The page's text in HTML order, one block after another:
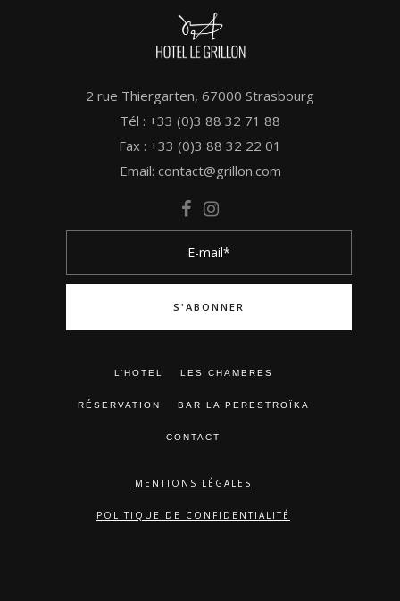
2 rue Thiergarten, 67000 Strasbourg
Tél : +33 (0)3 88 32 71 88
Fax : +33 (0)3 88 32 22 01
Email: contact@grillon.com
L’HOTEL LES CHAMBRES
RÉSERVATION BAR LA PERESTROÏKA
CONTACT
MENTIONS LÉGALES
POLITIQUE DE CONFIDENTIALITÉ